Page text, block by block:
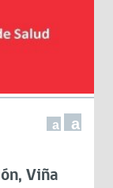
a a
Viña